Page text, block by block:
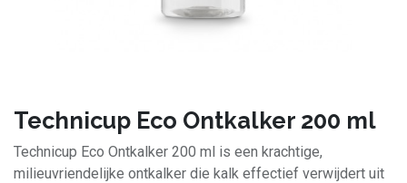
Technicup Eco Ontkalker 200 ml
Technicup Eco Ontkalker 200 ml is een krachtige,
milieuvriendelijke ontkalker die kalk effectief verwijdert uit